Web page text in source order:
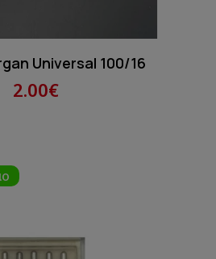
Universal 100/16
2.00€